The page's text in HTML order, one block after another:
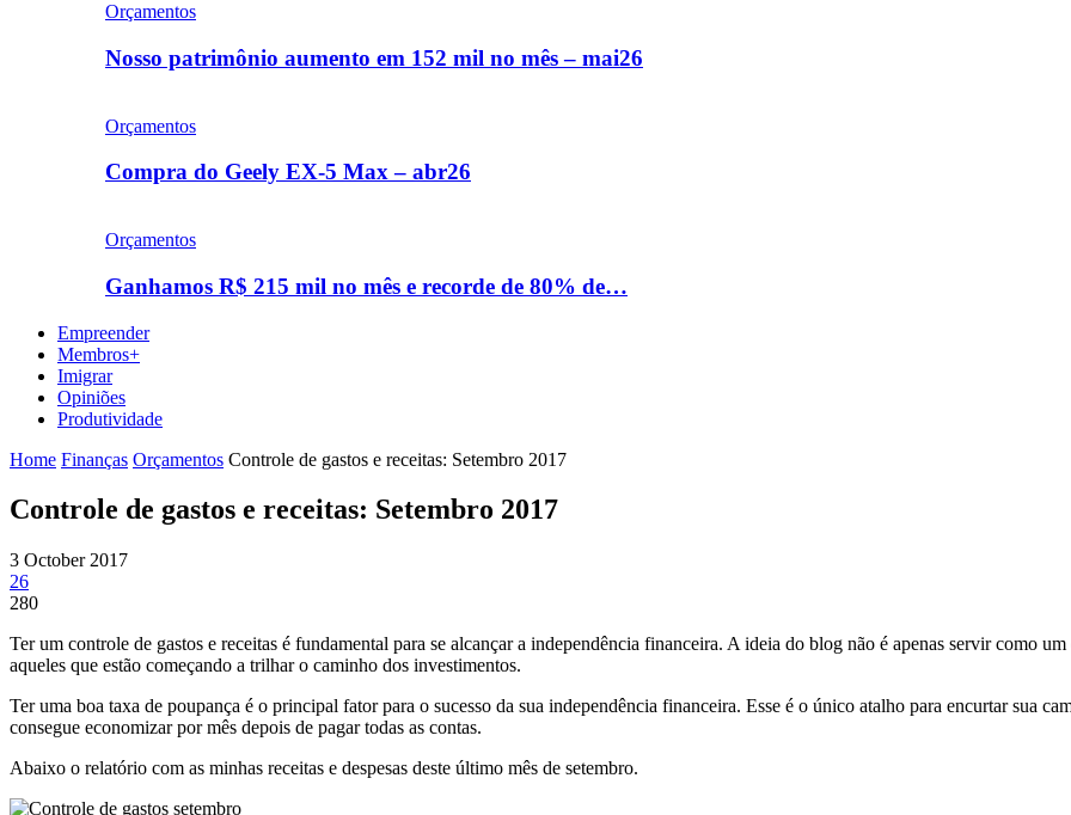
Orçamentos
Nosso patrimônio aumento em 152 mil no mês – mai26
Orçamentos
Compra do Geely EX-5 Max – abr26
Orçamentos
Ganhamos R$ 215 mil no mês e recorde de 80% de…
Empreender
Membros+
Imigrar
Opiniões
Produtividade
Home Finanças Orçamentos Controle de gastos e receitas: Setembro 2017
Controle de gastos e receitas: Setembro 2017
3 October 2017
26
280
Ter um controle de gastos e receitas é fundamental para se alcançar a independência financeira. A ideia do blog não é apenas servir como
aqueles que estão começando a trilhar o caminho dos investimentos.
Ter uma boa taxa de poupança é o principal fator para o sucesso da sua independência financeira. Esse é o único atalho para encurtar sua
consegue economizar por mês depois de pagar todas as contas.
Abaixo o relatório com as minhas receitas e despesas deste último mês de setembro.